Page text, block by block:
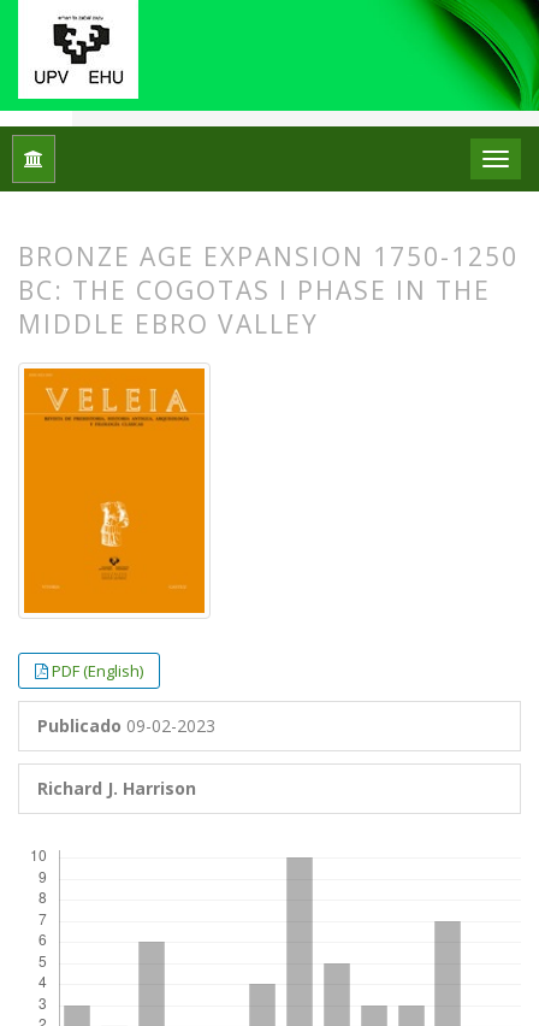
Inicio
BRONZE AGE EXPANSION 1750-1250
BC: THE COGOTAS I PHASE IN THE
MIDDLE EBRO VALLEY
PDF (English)
Publicado 09-02-2023
Richard J. Harrison